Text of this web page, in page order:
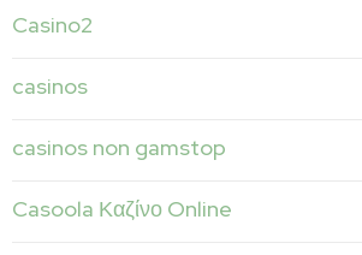
Casino2
casinos
casinos non gamstop
Casoola Καζίνο Online